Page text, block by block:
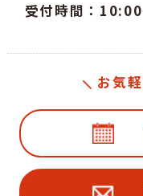
受付時間：
お気